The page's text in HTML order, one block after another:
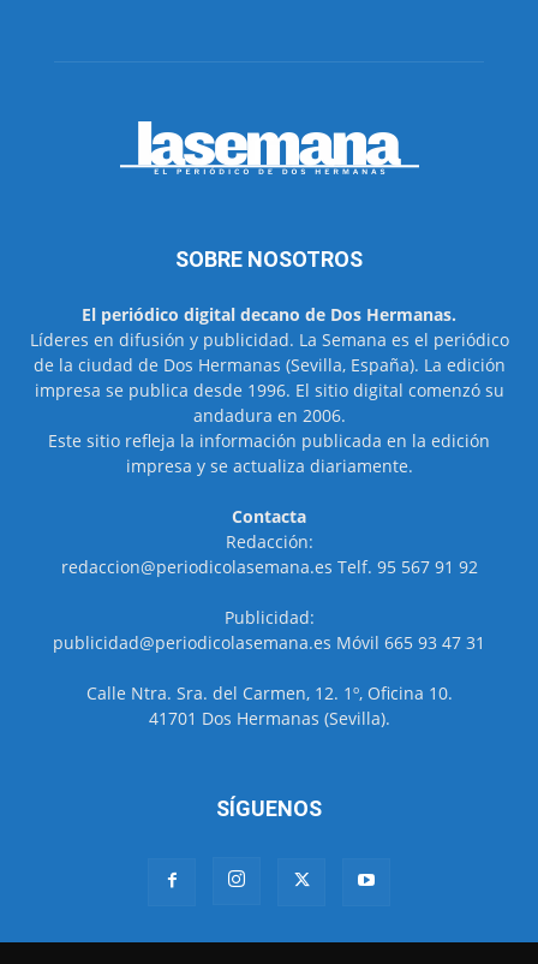
SOBRE NOSOTROS
El periódico digital decano de Dos Hermanas.
Líderes en difusión y publicidad. La Semana es el periódico
de la ciudad de Dos Hermanas (Sevilla, España). La edición
impresa se publica desde 1996. El sitio digital comenzó su
andadura en 2006.
Este sitio refleja la información publicada en la edición
impresa y se actualiza diariamente.
Contacta
Redacción:
redaccion@periodicolasemana.es Telf. 95 567 91 92
Publicidad:
publicidad@periodicolasemana.es Móvil 665 93 47 31
Calle Ntra. Sra. del Carmen, 12. 1º, Oficina 10.
41701 Dos Hermanas (Sevilla).
SÍGUENOS